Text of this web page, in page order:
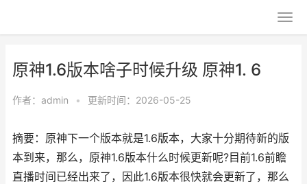
原神1.6版本啥子时候升级 原神1. 6
作者： admin • 更新时间：2026-05-25
摘要：原神下一个版本就是1.6版本，大家十分期待新的版
本到来，那么，原神1.6版本什么时候更新呢?目前1.6前瞻
直播时间已经出来了，因此1.6版本很快就会更新了，那么